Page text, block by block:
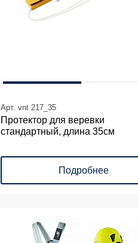
Арт. vnt 217_35
Протектор для веревки
стандартный, длина 35см
Подробнее